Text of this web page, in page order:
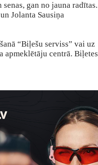
gan no jauna radītas.
Jolanta Sausiņa
“Biļešu serviss” vai uz
apmeklētāju centrā. Biļetes